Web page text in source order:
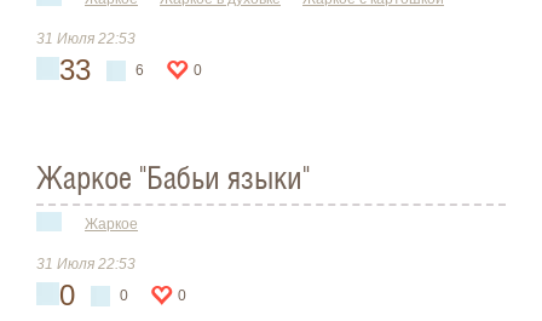
31 Июля 22:53
33 6 0
Жаркое "Бабьи языки"
Жаркое
31 Июля 22:53
0 0 0